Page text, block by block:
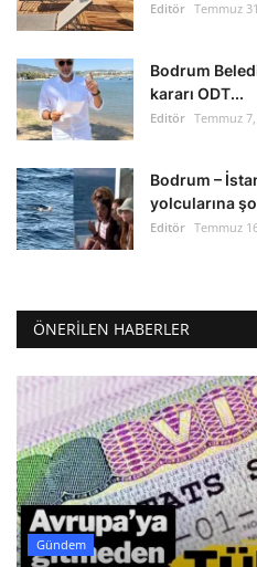
Editör Temmuz
Bodrum
kararı ODT...
Editör Temmuz
Bodrum –
yolcularına
Editör Temmuz
ÖNERILEN HABERLER
Gündem